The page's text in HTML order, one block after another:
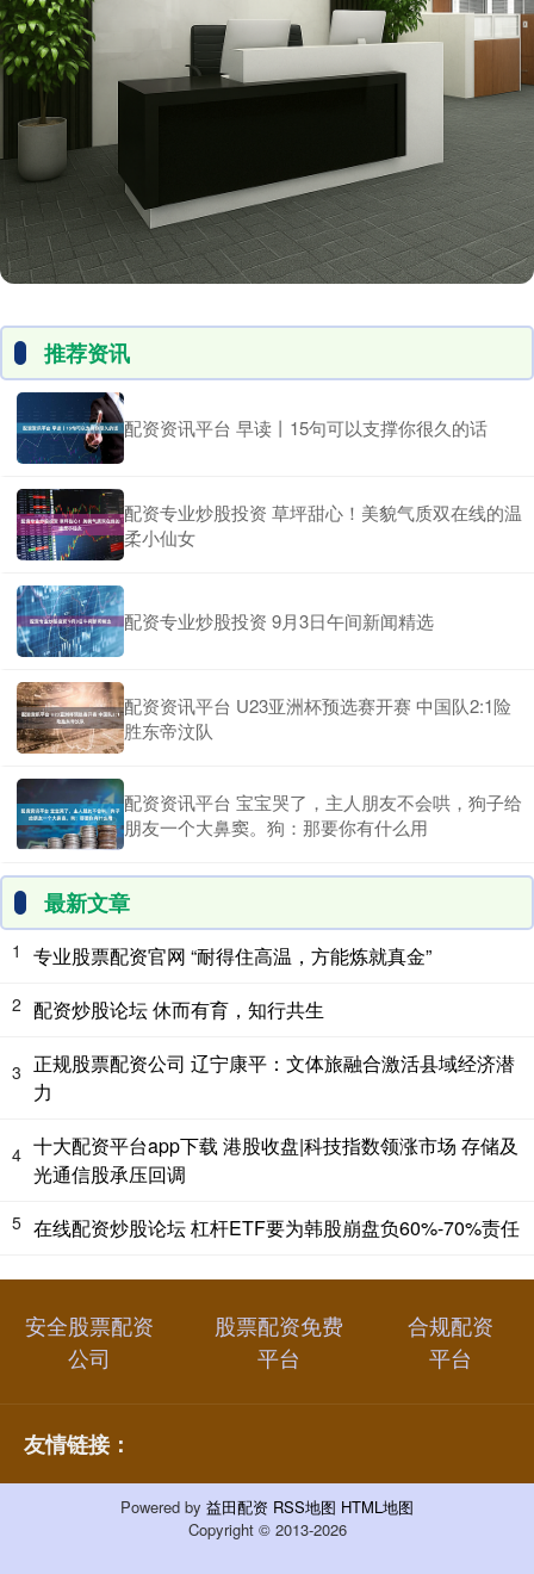
推荐资讯
配资资讯平台 早读丨15句可以支撑你很久的话
配资专业炒股投资 草坪甜心！美貌气质双在线的温
柔小仙女
配资专业炒股投资 9月3日午间新闻精选
配资资讯平台 U23亚洲杯预选赛开赛 中国队2:1险
胜东帝汶队
配资资讯平台 宝宝哭了，主人朋友不会哄，狗子给
朋友一个大鼻窦。狗：那要你有什么用
最新文章
1 专业股票配资官网 “耐得住高温，方能炼就真金”
2 配资炒股论坛 休而有育，知行共生
3 正规股票配资公司 辽宁康平：文体旅融合激活县域经济潜
力
4 十大配资平台app下载 港股收盘|科技指数领涨市场 存储及
光通信股承压回调
5 在线配资炒股论坛 杠杆ETF要为韩股崩盘负60%-70%责任
安全股票配资
公司
股票配资免费
平台
合规配资
平台
友情链接：
Powered by 益田配资 RSS地图 HTML地图
Copyright © 2013-2026